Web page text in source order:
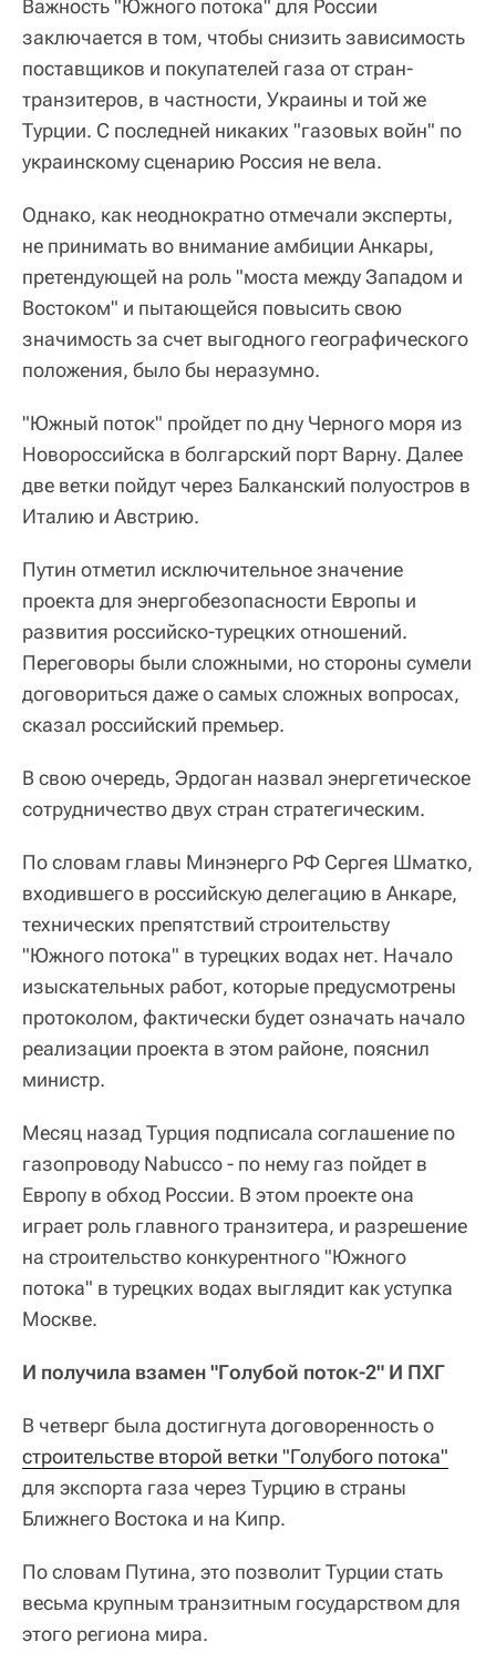
Важность "Южного потока" для России
заключается в том, чтобы снизить зависимость
поставщиков и покупателей газа от стран-
транзитеров, в частности, Украины и той же
Турции. С последней никаких "газовых войн" по
украинскому сценарию Россия не вела.
Однако, как неоднократно отмечали эксперты,
не принимать во внимание амбиции Анкары,
претендующей на роль "моста между Западом и
Востоком" и пытающейся повысить свою
значимость за счет выгодного географического
положения, было бы неразумно.
"Южный поток" пройдет по дну Черного моря из
Новороссийска в болгарский порт Варну. Далее
две ветки пойдут через Балканский полуостров в
Италию и Австрию.
Путин отметил исключительное значение
проекта для энергобезопасности Европы и
развития российско-турецких отношений.
Переговоры были сложными, но стороны сумели
договориться даже о самых сложных вопросах,
сказал российский премьер.
В свою очередь, Эрдоган назвал энергетическое
сотрудничество двух стран стратегическим.
По словам главы Минэнерго РФ Сергея Шматко,
входившего в российскую делегацию в Анкаре,
технических препятствий строительству
"Южного потока" в турецких водах нет. Начало
изыскательных работ, которые предусмотрены
протоколом, фактически будет означать начало
реализации проекта в этом районе, пояснил
министр.
Месяц назад Турция подписала соглашение по
газопроводу Nabucco - по нему газ пойдет в
Европу в обход России. В этом проекте она
играет роль главного транзитера, и разрешение
на строительство конкурентного "Южного
потока" в турецких водах выглядит как уступка
Москве.
И получила взамен "Голубой поток-2" И ПХГ
В четверг была достигнута договоренность о
строительстве второй ветки "Голубого потока"
для экспорта газа через Турцию в страны
Ближнего Востока и на Кипр.
По словам Путина, это позволит Турции стать
весьма крупным транзитным государством для
этого региона мира.